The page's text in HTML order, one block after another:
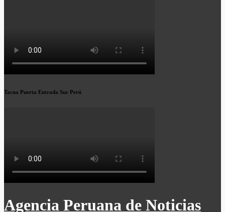
Tacna Puerta Entrada Sur Perú
Agencia Peruana de Noticias